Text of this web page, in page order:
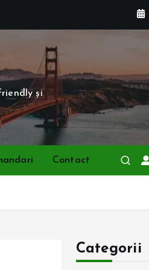
și
Contact
Categorii